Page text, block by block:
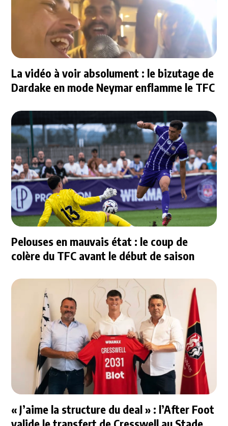
La vidéo à voir absolument : le bizutage de
Dardake en mode Neymar enflamme le TFC
Pelouses en mauvais état : le coup de
colère du TFC avant le début de saison
« J’aime la structure du deal » : l’After Foot